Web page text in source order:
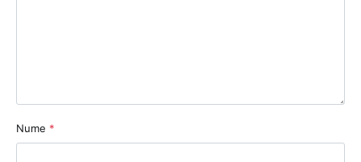
Nume *